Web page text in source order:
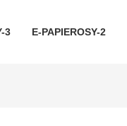
3 E-PAPIEROSY-2